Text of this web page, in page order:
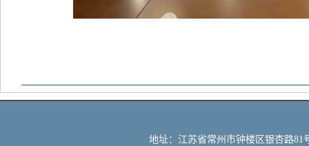
地址：江苏省常州市钟楼区银杏路